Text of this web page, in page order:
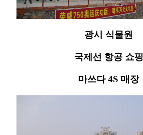
광시 식물원
국제선 항공 쇼핑
마쓰다 4S 매장